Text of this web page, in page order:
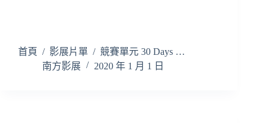
首頁 / 影展片單 / 競賽單元 30 Days …
南方影展
2020 年 1 月 1 日